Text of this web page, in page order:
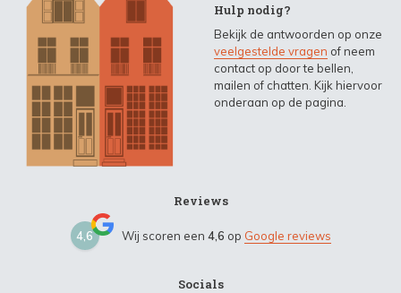
Hulp nodig?
Bekijk de antwoorden op onze
veelgestelde vragen of neem
contact op door te bellen,
mailen of chatten. Kijk hiervoor
onderaan op de pagina.
Reviews
4,6 Wij scoren een 4,6 op Google reviews
Socials